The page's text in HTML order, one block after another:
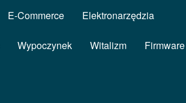
E-Commerce Elektronarzędzia
Wypoczynek Witalizm Firmware